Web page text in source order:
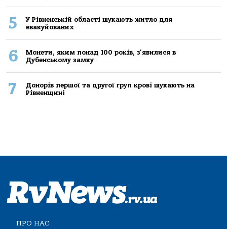
5
У Рівненській області шукають житло для
евакуйованих
6
Монети, яким понад 100 років, з'явилися в
Дубенському замку
7
Донорів першої та другої груп крові шукають на
Рівненщині
ПРО НАС